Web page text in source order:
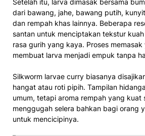
Setelah itu, larva dimasak bersama
dari bawang, jahe, bawang putih,
dan rempah khas lainnya. Beberapa
santan untuk menciptakan tekstur
rasa gurih yang kaya. Proses
membuat larva menjadi empuk tanpa
Silkworm larvae curry biasanya
hangat atau roti pipih. Tampilan
umum, tetapi aroma rempah yang kuat
menggugah selera bahkan bagi orang
untuk mencicipinya.